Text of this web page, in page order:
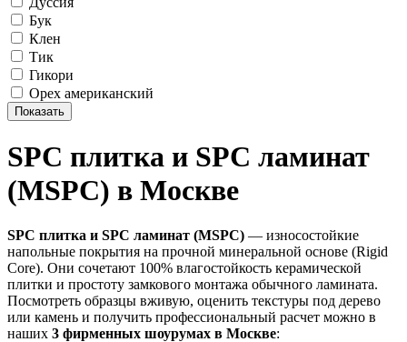
Бук
Клен
Тик
Гикори
Орех американский
SPC плитка и SPC ламинат
(MSPC) в Москве
SPC плитка и SPC ламинат (MSPC) — износостойкие
напольные покрытия на прочной минеральной основе (Rigid
Core). Они сочетают 100% влагостойкость керамической
плитки и простоту замкового монтажа обычного ламината.
Посмотреть образцы вживую, оценить текстуры под дерево
или камень и получить профессиональный расчет можно в
наших 3 фирменных шоурумах в Москве: